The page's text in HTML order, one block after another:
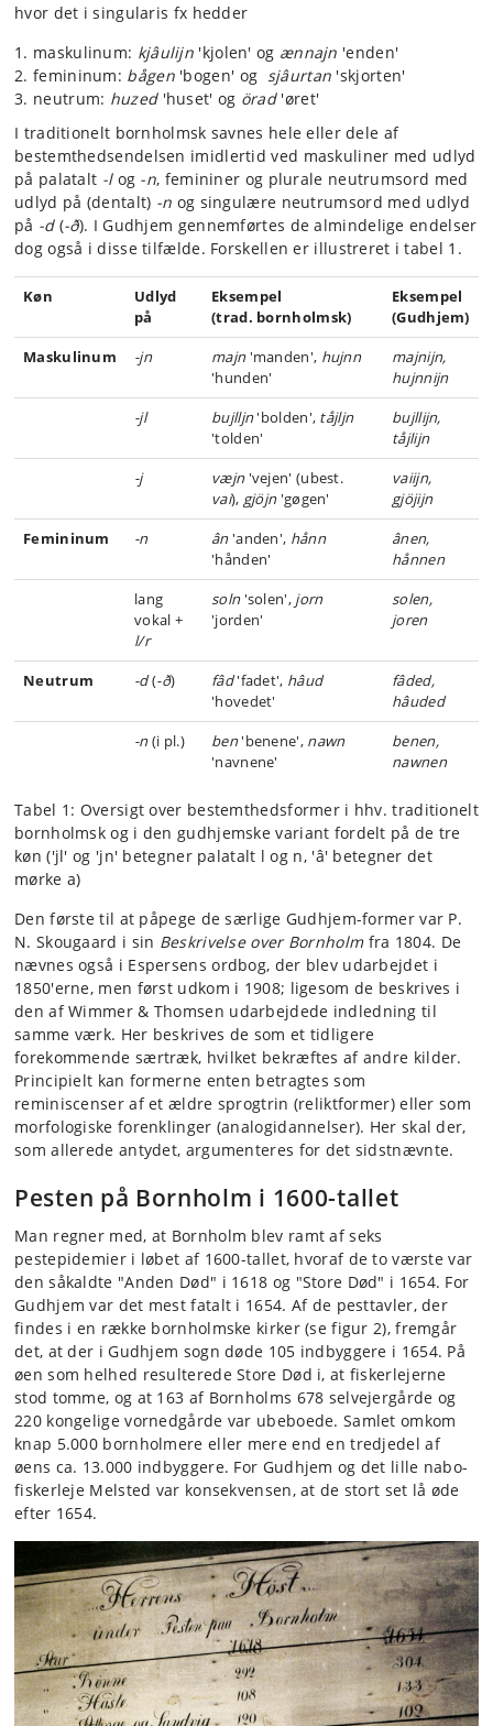
hvor det i singularis fx hedder
maskulinum: kjâulijn 'kjolen' og ænnajn 'enden'
femininum: bågen'bogen' og sjâurtan 'skjorten'
neutrum: huzed'huset' og örad 'øret'
I traditionelt bornholmsk savnes hele eller dele af
bestemthedsendelsen imidlertid ved maskuliner med udlyd
på palatalt -log -n, femininer og plurale neutrumsord med
udlyd på (dentalt) -n og singulære neutrumsord med udlyd
på -d(-ð). I Gudhjem gennemførtes de almindelige endelser
dog også i disse tilfælde. Forskellen er illustreret i tabel 1.
Køn
Udlyd
på
Eksempel
(trad. bornholmsk)
Eksempel
(Gudhjem)
Maskulinum
-jn majn'manden', hujnn
'hunden'
majnijn,
hujnnijn
-jl
bujlljn'bolden', tåjljn
'tolden'
bujllijn,
tåjlijn
-j
væjn'vejen' (ubest.
vai), gjöjn'gøgen'
vaiijn,
gjöjijn
Femininum
-n ân'anden', hånn
'hånden'
ânen,
hånnen
lang
vokal +
l/r
soln'solen', jorn
'jorden'
solen,
joren
Neutrum -d(-ð) fâd'fadet', hâud
'hovedet'
fâded,
hâuded
-n(i pl.) ben'benene', nawn
'navnene'
benen,
nawnen
Tabel 1: Oversigt over bestemthedsformer i hhv. traditionelt
bornholmsk og i den gudhjemske variant fordelt på de tre
køn ('jl' og 'jn' betegner palatalt l og n, 'â' betegner det
mørke a)
Den første til at påpege de særlige Gudhjem-former var P.
N. Skougaard i sin Beskrivelse over Bornholmfra 1804. De
nævnes også i Espersens ordbog, der blev udarbejdet i
1850'erne, men først udkom i 1908; ligesom de beskrives i
den af Wimmer & Thomsen udarbejdede indledning til
samme værk. Her beskrives de som et tidligere
forekommende særtræk, hvilket bekræftes af andre kilder.
Principielt kan formerne enten betragtes som
reminiscenser af et ældre sprogtrin (reliktformer) eller som
morfologiske forenklinger (analogidannelser). Her skal der,
som allerede antydet, argumenteres for det sidstnævnte.
Pesten på Bornholm i 1600-tallet
Man regner med, at Bornholm blev ramt af seks
pestepidemier i løbet af 1600-tallet, hvoraf de to værste var
den såkaldte "Anden Død" i 1618 og "Store Død" i 1654. For
Gudhjem var det mest fatalt i 1654. Af de pesttavler, der
findes i en række bornholmske kirker (se figur 2), fremgår
det, at der i Gudhjem sogn døde 105 indbyggere i 1654. På
øen som helhed resulterede Store Død i, at fiskerlejerne
stod tomme, og at 163 af Bornholms 678 selvejergårde og
220 kongelige vornedgårde var ubeboede. Samlet omkom
knap 5.000 bornholmere eller mere end en tredjedel af
øens ca. 13.000 indbyggere. For Gudhjem og det lille nabo-
fiskerleje Melsted var konsekvensen, at de stort set lå øde
efter 1654.